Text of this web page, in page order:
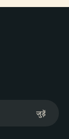
जुड़ें